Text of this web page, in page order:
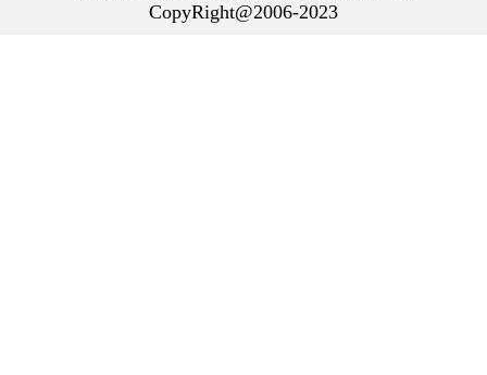
CopyRight@2006-2023